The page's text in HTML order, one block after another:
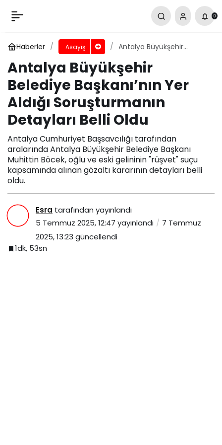
0
Haberler Asayiş
Antalya Büyükşehir
Aldığı Soruşturmanın
Detayları Belli Oldu
Antalya Büyükşehir
Belediye Başkanı’nın Yer
Aldığı Soruşturmanın
Detayları Belli Oldu
Antalya Cumhuriyet Başsavcılığı tarafından
aralarında Antalya Büyükşehir Belediye Başkanı
Muhittin Böcek, oğlu ve eski gelininin "rüşvet" suçu
kapsamında alınan gözaltı kararının detayları belli
oldu.
Esra tarafından yayınlandı
5 Temmuz 2025, 12:47 yayınlandı
7 Temmuz
2025, 13:23 güncellendi
1dk, 53sn
Antalya Büyükşehir Belediye Başkanı’nın
Yer Aldığı Soruşturmanın Detayları Belli Oldu
Paylaş